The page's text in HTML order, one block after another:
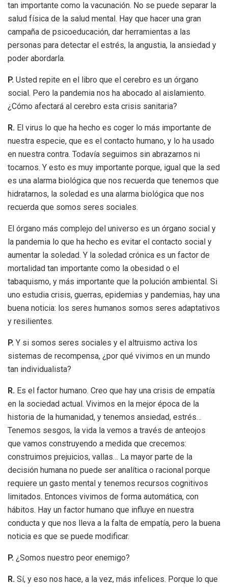
tan importante como la vacunación. No se puede separar la
salud física de la salud mental. Hay que hacer una gran
campaña de psicoeducación, dar herramientas a las
personas para detectar el estrés, la angustia, la ansiedad y
poder abordarla.
P. Usted repite en el libro que el cerebro es un órgano
social. Pero la pandemia nos ha abocado al aislamiento.
¿Cómo afectará al cerebro esta crisis sanitaria?
R. El virus lo que ha hecho es coger lo más importante de
nuestra especie, que es el contacto humano, y lo ha usado
en nuestra contra. Todavía seguimos sin abrazarnos ni
tocarnos. Y esto es muy importante porque, igual que la sed
es una alarma biológica que nos recuerda que tenemos que
hidratarnos, la soledad es una alarma biológica que nos
recuerda que somos seres sociales.
El órgano más complejo del universo es un órgano social y
la pandemia lo que ha hecho es evitar el contacto social y
aumentar la soledad. Y la soledad crónica es un factor de
mortalidad tan importante como la obesidad o el
tabaquismo, y más importante que la polución ambiental. Si
uno estudia crisis, guerras, epidemias y pandemias, hay una
buena noticia: los seres humanos somos seres adaptativos
y resilientes.
P. Y si somos seres sociales y el altruismo activa los
sistemas de recompensa, ¿por qué vivimos en un mundo
tan individualista?
R. Es el factor humano. Creo que hay una crisis de empatía
en la sociedad actual. Vivimos en la mejor época de la
historia de la humanidad, y tenemos ansiedad, estrés…
Tenemos sesgos, la vida la vemos a través de anteojos
que vamos construyendo a medida que crecemos:
construimos prejuicios, vallas… La mayor parte de la
decisión humana no puede ser analítica o racional porque
requiere un gasto mental y tenemos recursos cognitivos
limitados. Entonces vivimos de forma automática, con
hábitos. Hay un factor humano que influye en nuestra
conducta y que nos lleva a la falta de empatía, pero la buena
noticia es que se puede modificar.
P. ¿Somos nuestro peor enemigo?
R. Sí, y eso nos hace, a la vez, más infelices. Porque lo que